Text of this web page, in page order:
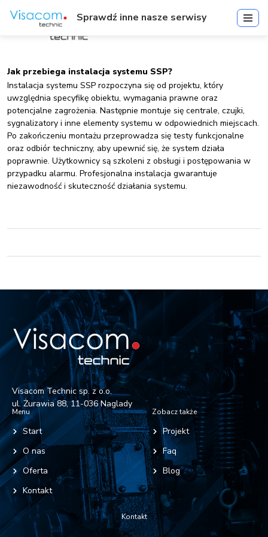
Jak przebiega instalacja systemu SSP?
Instalacja systemu SSP rozpoczyna się od projektu, który
uwzględnia specyfikę obiektu, wymagania prawne oraz
potencjalne zagrożenia. Następnie montuje się centrale, czujki,
sygnalizatory i inne elementy systemu w odpowiednich miejscach.
Po zakończeniu montażu przeprowadza się testy funkcjonalne
oraz odbiór techniczny, aby upewnić się, że system działa
poprawnie. Użytkownicy są szkoleni z obsługi i postępowania w
przypadku alarmu. Profesjonalna instalacja gwarantuje
niezawodność i skuteczność działania systemu.
Visacom Technic sp. z o.o.
ul. Żurawia 88, 11-036 Naglady
Menu
Start
O nas
Oferta
Kontakt
Zobacz także
Projekt
Faq
Blog
Kontakt
Sprawdź inne nasze serwisy